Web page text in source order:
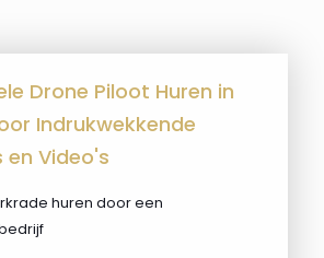
Drone Piloot Huren in
Indrukwekkende
Video's
huren door een